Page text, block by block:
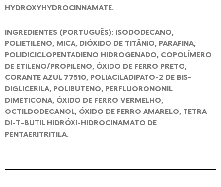
HYDROXYHYDROCINNAMATE.
INGREDIENTES (PORTUGUÊS): ISODODECANO,
POLIETILENO, MICA, DIÓXIDO DE TITÂNIO, PARAFINA,
POLIDICICLOPENTADIENO HIDROGENADO, COPOLÍMERO
DE ETILENO/PROPILENO, ÓXIDO DE FERRO PRETO,
CORANTE AZUL 77510, POLIACILADIPATO-2 DE BIS-
DIGLICERILA, POLIBUTENO, PERFLUORONONIL
DIMETICONA, ÓXIDO DE FERRO VERMELHO,
OCTILDODECANOL, ÓXIDO DE FERRO AMARELO, TETRA-
DI-T-BUTIL HIDRÓXI-HIDROCINAMATO DE
PENTAERITRITILA.